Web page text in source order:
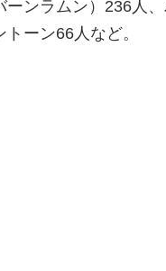
ーンラムン）236人
トーン66人など。